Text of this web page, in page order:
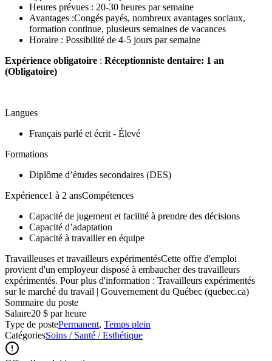
Heures prévues : 20-30 heures par semaine
Avantages :Congés payés, nombreux avantages sociaux,
formation continue, plusieurs semaines de vacances
Horaire : Possibilité de 4-5 jours par semaine
Expérience obligatoire : Réceptionniste dentaire: 1 an
(Obligatoire)
Langues
Français parlé et écrit - Élevé
Formations
Diplôme d’études secondaires (DES)
Expérience1 à 2 ansCompétences
Capacité de jugement et facilité à prendre des décisions
Capacité d’adaptation
Capacité à travailler en équipe
Travailleuses et travailleurs expérimentésCette offre d'emploi
provient d'un employeur disposé à embaucher des travailleurs
expérimentés. Pour plus d'information : Travailleurs expérimentés
sur le marché du travail | Gouvernement du Québec (quebec.ca)
Sommaire du poste
Salaire20 $ par heure
Type de postePermanent, Temps plein
CatégoriesSoins / Santé / Esthétique